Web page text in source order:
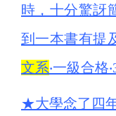
時，十分驚訝
到一本書有提
文系‧一級合格
★大學念了四